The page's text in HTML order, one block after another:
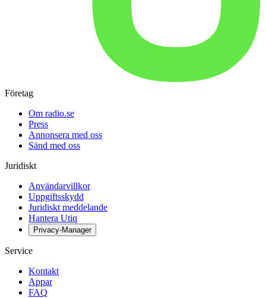
Företag
Om radio.se
Press
Annonsera med oss
Sänd med oss
Juridiskt
Användarvillkor
Uppgiftsskydd
Juridiskt meddelande
Hantera Utiq
Privacy-Manager
Service
Kontakt
Appar
FAQ